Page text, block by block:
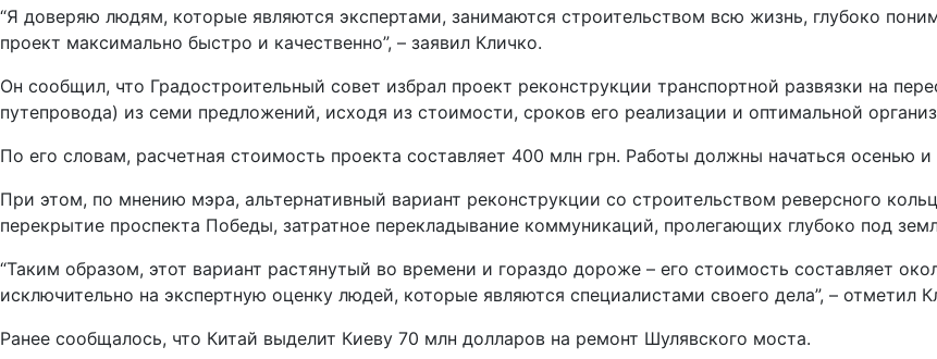
“Я доверяю людям, которые являются экспертами, занимаются строительством всю жизнь, глубоко
проект максимально быстро и качественно”, – заявил Кличко.
Он сообщил, что Градостроительный совет избрал проект реконструкции транспортной развязки на
путепровода) из семи предложений, исходя из стоимости, сроков его реализации и оптимальной
По его словам, расчетная стоимость проекта составляет 400 млн грн. Работы должны начаться осенью и
При этом, по мнению мэра, альтернативный вариант реконструкции со строительством реверсного
перекрытие проспекта Победы, затратное перекладывание коммуникаций, пролегающих глубоко под
“Таким образом, этот вариант растянутый во времени и гораздо дороже – его стоимость составляет
исключительно на экспертную оценку людей, которые являются специалистами своего дела”, – отметил
Ранее сообщалось, что Китай выделит Киеву 70 млн долларов на ремонт Шулявского моста.